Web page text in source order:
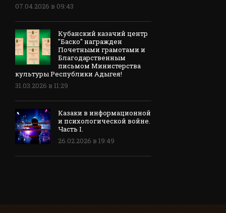
07.04.2026 в 09:43
Кубанский казачий центр
"Баско" награжден
Почетными грамотами и
Благодарственным
письмом Министерства
культуры Республики Адыгея!
31.03.2026 в 11:29
Казаки в информационной
и психологической войне.
Часть I.
26.02.2026 в 19:49